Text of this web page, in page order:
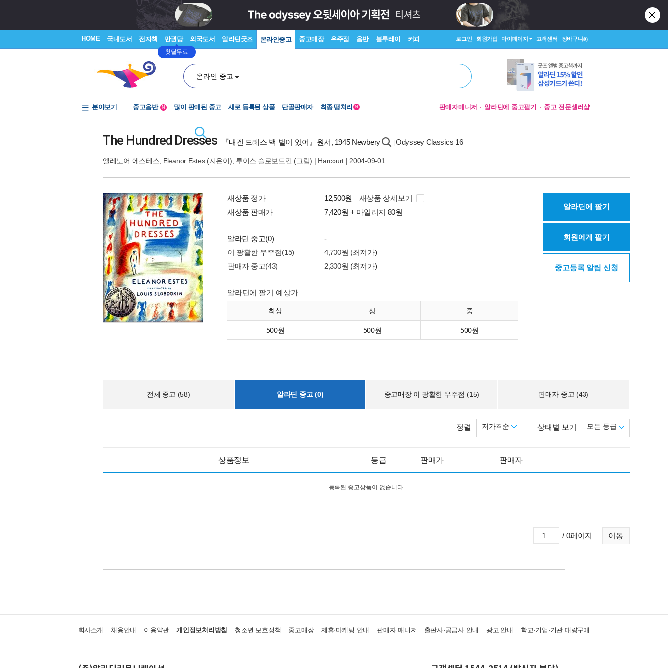
HOME 국내도서 전자책 만권당
첫달무료
외국도서 알라딘굿즈 온라인중고 중고매장 우주점 음반 블루레이 커피 로그인 회원가입 마이페이지 고객센터 장바구니(0)
온라인 중고
분야보기
중고음반
N 많이 판매된 중고 새로 등록된 상품 단골판매자 최종 땡처리 N 판매자매니저 알라딘에 중고팔기 중고 전문셀러샵
The Hundred Dresses- 『내겐 드레스 백 벌이 있어』원서, 1945 Newbery |Odyssey Classics 16
엘레노어 에스테스 Eleanor Estes(지은이), 루이스 슬로보드킨 (그림) | Harcourt | 2004-09-01
새상품 정가 12,500원
새상품 상세보기
새상품 판매가
7,420원 + 마일리지 80원
알라딘 중고(0)
-
이 광활한 우주점(15)
4,700원 (최저가)
판매자 중고(43)
2,300원 (최저가)
알라딘에 팔기 예상가
최상 상 중
500원 500원 500원
알라딘에 팔기
회원에게 팔기
중고등록 알림 신청
전체 중고 (58) 알라딘 중고 (0) 중고매장 이 광활한 우주점 (15) 판매자 중고 (43)
상태별 보기 모든 등급
정렬 저가격순
상품정보 등급 판매가 판매자
등록된 중고상품이 없습니다.
이동
/ 0페이지
회사소개 채용안내 이용약관 개인정보처리방침 청소년 보호정책 중고매장 제휴·마케팅 안내 판매자 매니저 출판사·공급사 안내 광고 안내 학교·기업·기관 대량구매